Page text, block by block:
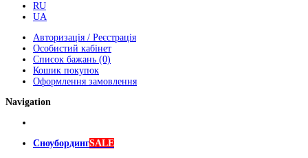
RU
UA
Авторизація / Реєстрація
Особистий кабінет
Список бажань (0)
Кошик покупок
Оформлення замовлення
Navigation
СноубордингSALE